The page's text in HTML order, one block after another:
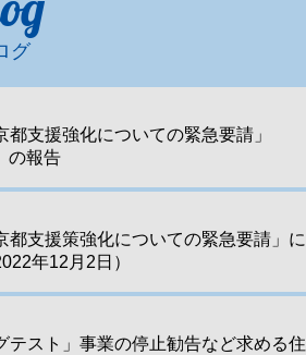
グ
都支援強化についての緊急要請」
の報告
都支援策強化についての緊急要請」に
年12月2日）
テスト」事業の停止勧告など求める住